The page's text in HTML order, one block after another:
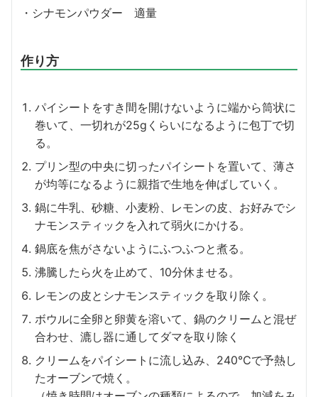
・シナモンパウダー 適量
作り方
パイシートをすき間を開けないように端から筒状に
巻いて、一切れが25gくらいになるように包丁で切
る。
プリン型の中央に切ったパイシートを置いて、薄さ
が均等になるように親指で生地を伸ばしていく。
鍋に牛乳、砂糖、小麦粉、レモンの皮、お好みでシ
ナモンスティックを入れて弱火にかける。
鍋底を焦がさないようにふつふつと煮る。
沸騰したら火を止めて、10分休ませる。
レモンの皮とシナモンスティックを取り除く。
ボウルに全卵と卵黄を溶いて、鍋のクリームと混ぜ
合わせ、漉し器に通してダマを取り除く
クリームをパイシートに流し込み、240℃で予熱し
たオーブンで焼く。